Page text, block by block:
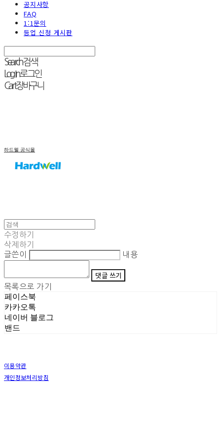
공지사항
FAQ
1:1문의
등업 신청 게시판
Search검색
Log In로그인
Cart장바구니
하드웰 공식몰
수정하기
삭제하기
글쓴이
내용
댓글 쓰기
목록으로 가기
페이스북
카카오톡
네이버 블로그
밴드
이용약관
개인정보처리방침